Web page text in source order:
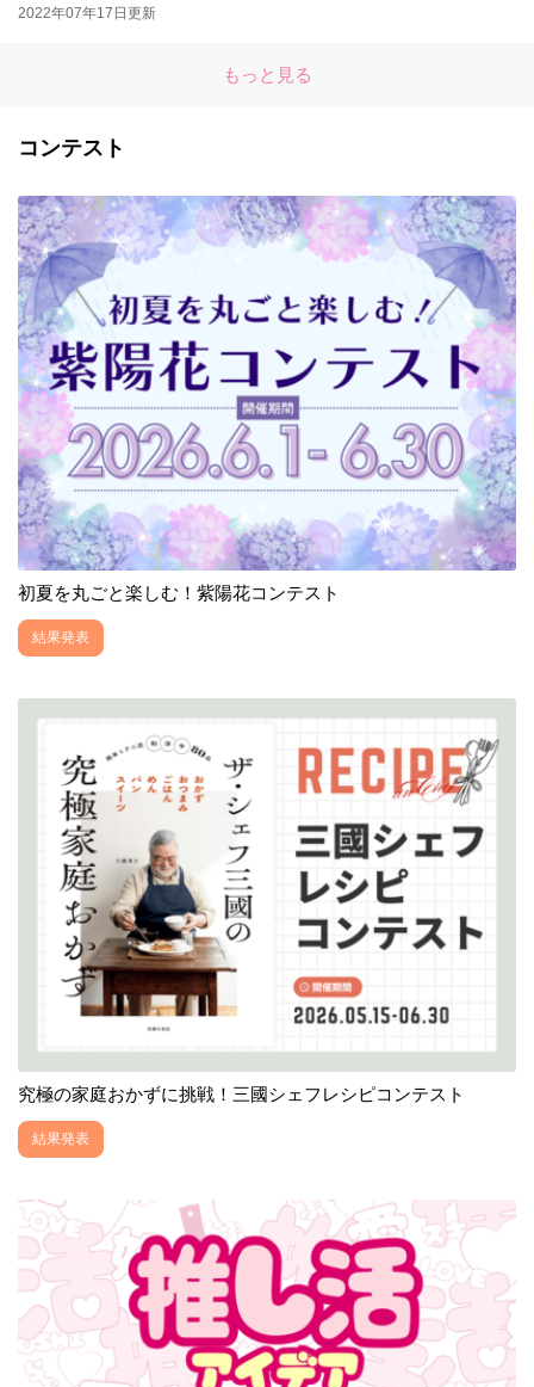
2022年07年17日更新
もっと見る
コンテスト
初夏を丸ごと楽しむ！紫陽花コンテスト
結果発表
究極の家庭おかずに挑戦！三國シェフレシピコンテスト
結果発表